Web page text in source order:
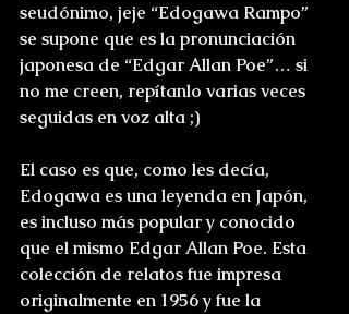
seudónimo, jeje “Edogawa Rampo”
se supone que es la pronunciación
japonesa de “Edgar Allan Poe”… si
no me creen, repítanlo varias veces
seguidas en voz alta ;)
El caso es que, como les decía,
Edogawa es una leyenda en Japón,
es incluso más popular y conocido
que el mismo Edgar Allan Poe. Esta
colección de relatos fue impresa
originalmente en 1956 y fue la